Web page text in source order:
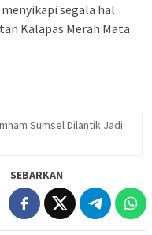
segala hal
Kalapas Merah Mata
Sumsel Dilantik Jadi
SEBARKAN